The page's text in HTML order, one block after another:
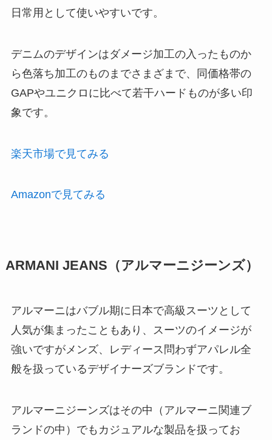
日常用として使いやすいです。
デニムのデザインはダメージ加工の入ったものか
ら色落ち加工のものまでさまざまで、同価格帯の
GAPやユニクロに比べて若干ハードものが多い印
象です。
楽天市場で見てみる
Amazonで見てみる
ARMANI JEANS（アルマーニジーンズ）
アルマーニはバブル期に日本で高級スーツとして
人気が集まったこともあり、スーツのイメージが
強いですがメンズ、レディース問わずアパレル全
般を扱っているデザイナーズブランドです。
アルマーニジーンズはその中（アルマーニ関連ブ
ランドの中）でもカジュアルな製品を扱ってお